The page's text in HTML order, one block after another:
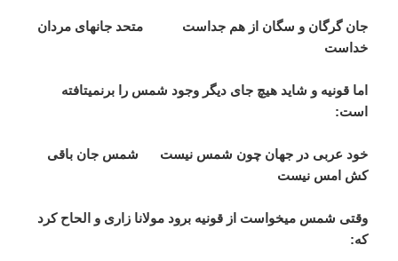
جان گرگان و سگان از هم جداست متحد جان­های مردان
خداست
اما قونیه و شاید هیچ جای دیگر وجود شمس را برنمی­تافته
است:
خود عربی در جهان چون شمس نیست شمس جان باقی
کش امس نیست
وقتی شمس می­خواست از قونیه برود مولانا زاری و الحاح کرد
که: